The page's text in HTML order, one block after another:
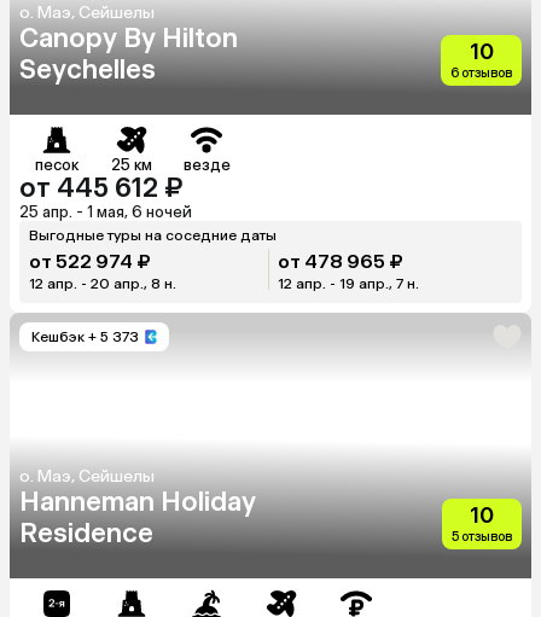
о. Маэ, Сейшелы
Canopy By Hilton
Seychelles
10
6 отзывов
песок 25 км везде
от 445 612 ₽
25 апр. - 1 мая, 6 ночей
Выгодные туры на соседние даты
от 522 974 ₽
12 апр. - 20 апр., 8 н.
от 478 965 ₽
12 апр. - 19 апр., 7 н.
Кешбэк + 5 373
о. Маэ, Сейшелы
Hanneman Holiday
Residence
10
5 отзывов